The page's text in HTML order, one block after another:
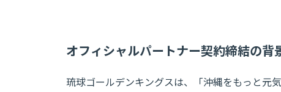
オフィシャルパートナー契約締結の背
琉球ゴールデンキングスは、「沖縄をもっと元